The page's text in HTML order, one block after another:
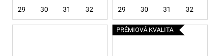
29 30 31 32 29 30 31 32
PRÉMIOVÁ KVALITA